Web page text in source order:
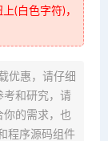
(白色字符)，
优惠，请仔细
考和研究，请
你的需求，也
程序源码组件